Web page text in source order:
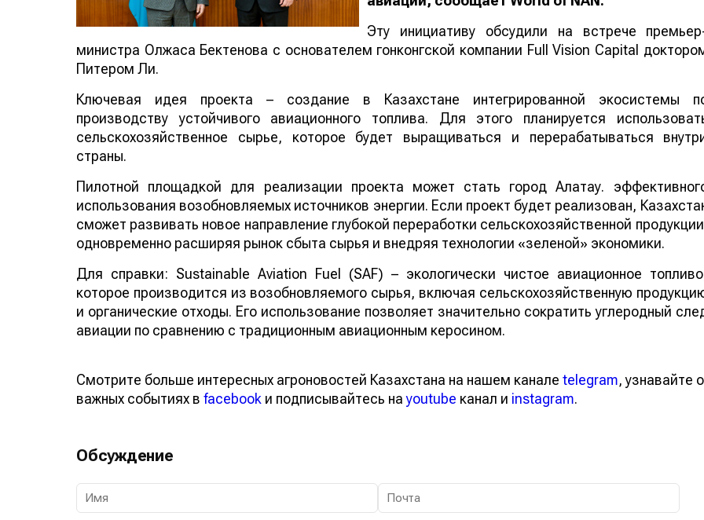
Эту инициативу обсудили на встрече
министра Олжаса Бектенова с основателем гонконгской компании Full Vision Capital
Питером Ли.
Ключевая идея проекта – создание в Казахстане интегрированной экосистемы
производству устойчивого авиационного топлива. Для этого планируется
сельскохозяйственное сырье, которое будет выращиваться и перерабатываться
страны.
Пилотной площадкой для реализации проекта может стать город Алатау.
использования возобновляемых источников энергии. Если проект будет реализован,
сможет развивать новое направление глубокой переработки сельскохозяйственной
одновременно расширяя рынок сбыта сырья и внедряя технологии «зеленой» экономики.
Для справки: Sustainable Aviation Fuel (SAF) – экологически чистое авиационное
которое производится из возобновляемого сырья, включая сельскохозяйственную
и органические отходы. Его использование позволяет значительно сократить углеродный
авиации по сравнению с традиционным авиационным керосином.
Смотрите больше интересных агроновостей Казахстана на нашем канале telegram, узнавайте о
важных событиях в facebook и подписывайтесь наyoutube канал и instagram.
Обсуждение